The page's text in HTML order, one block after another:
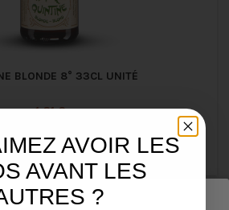
BLONDE 8° 33CL UNITÉ
Prix
4,31 €
 Ajouter au panierAVOIR LES
AVANT LES
?